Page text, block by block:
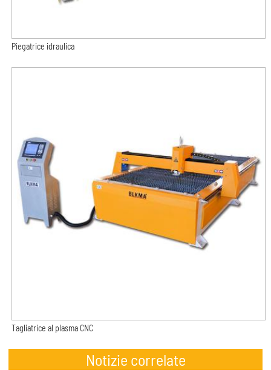
Piegatrice idraulica
Tagliatrice al plasma CNC
Notizie correlate